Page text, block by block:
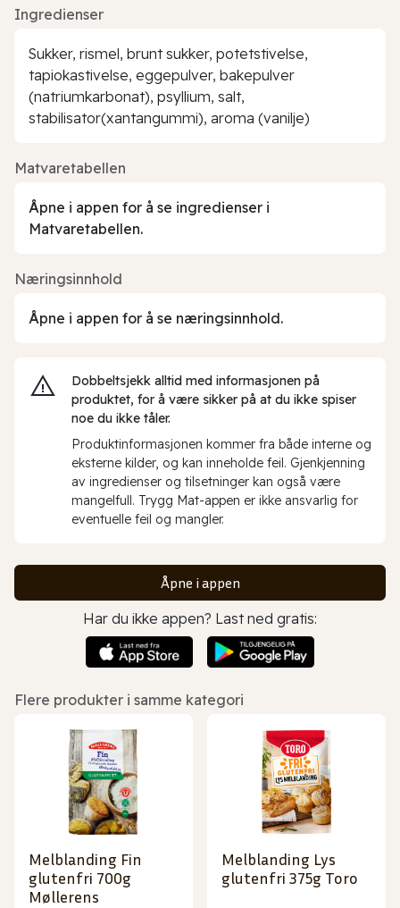
Ingredienser
Sukker, rismel, brunt sukker, potetstivelse,
tapiokastivelse, eggepulver, bakepulver
(natriumkarbonat), psyllium, salt,
stabilisator(xantangummi), aroma (vanilje)
Matvaretabellen
Åpne i appen for å se ingredienser i
Matvaretabellen.
Næringsinnhold
Åpne i appen for å se næringsinnhold.
Dobbeltsjekk alltid med informasjonen på
produktet, for å være sikker på at du ikke spiser
noe du ikke tåler.
Produktinformasjonen kommer fra både interne og
eksterne kilder, og kan inneholde feil. Gjenkjenning
av ingredienser og tilsetninger kan også være
mangelfull. Trygg Mat-appen er ikke ansvarlig for
eventuelle feil og mangler.
Åpne i appen
Har du ikke appen? Last ned gratis:
Flere produkter i samme kategori
Melblanding Fin
glutenfri 700g
Møllerens
Melblanding Lys
glutenfri 375g Toro